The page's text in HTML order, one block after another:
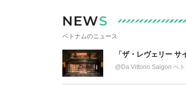
NEWS
ベトナムのニュース
「ザ・レヴェリー
@Da Vittorio Saigon ベ